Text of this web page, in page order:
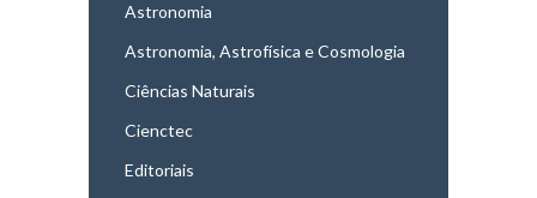
Astronomia
Astronomia, Astrofísica e Cosmologia
Ciências Naturais
Cienctec
Editoriais